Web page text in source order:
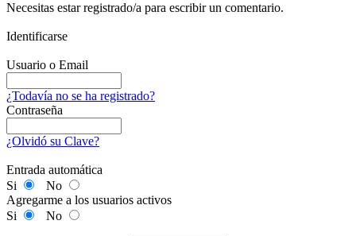
Necesitas estar registrado/a para escribir un comentario.
Identificarse
Usuario o Email
¿Todavía no se ha registrado?
Contraseña
¿Olvidó su Clave?
Entrada automática
Si
No
Agregarme a los usuarios activos
Si
No